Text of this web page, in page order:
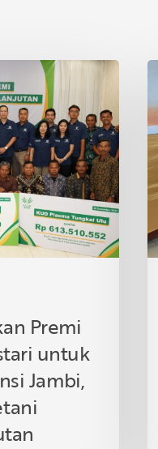
Premi
untuk
Jambi,
&
di